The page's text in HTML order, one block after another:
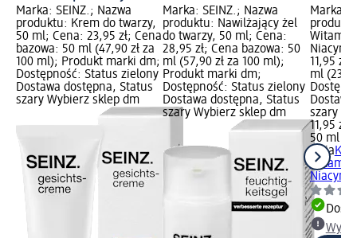
Marka: SEINZ.; Nazwa
produktu: Krem do twarzy,
50 ml; Cena: 23,95 zł; Cena
bazowa: 50 ml (47,90 zł za
100 ml); Produkt marki dm;
Dostępność: Status zielony
Dostawa dostępna, Status
szary Wybierz sklep dm
Marka: SEINZ.; Nazwa
produktu: Nawilżający żel
do twarzy, 50 ml; Cena:
28,95 zł; Cena bazowa: 50
ml (57,90 zł za 100 ml);
Produkt marki dm;
Dostępność: Status zielony
Dostawa dostępna, Status
szary Wybierz sklep dm
Marka:
11,95
ml
szary
11,95 zł
50 ml
ziaja